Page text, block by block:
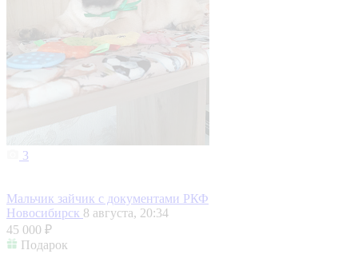
3
Мальчик зайчик с документами РКФ
Новосибирск 8 августа, 20:34
45 000 ₽
Подарок